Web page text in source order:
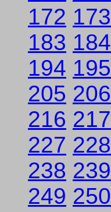
172 173
183 184
194 195
205 206
216 217
227 228
238 239
249 250